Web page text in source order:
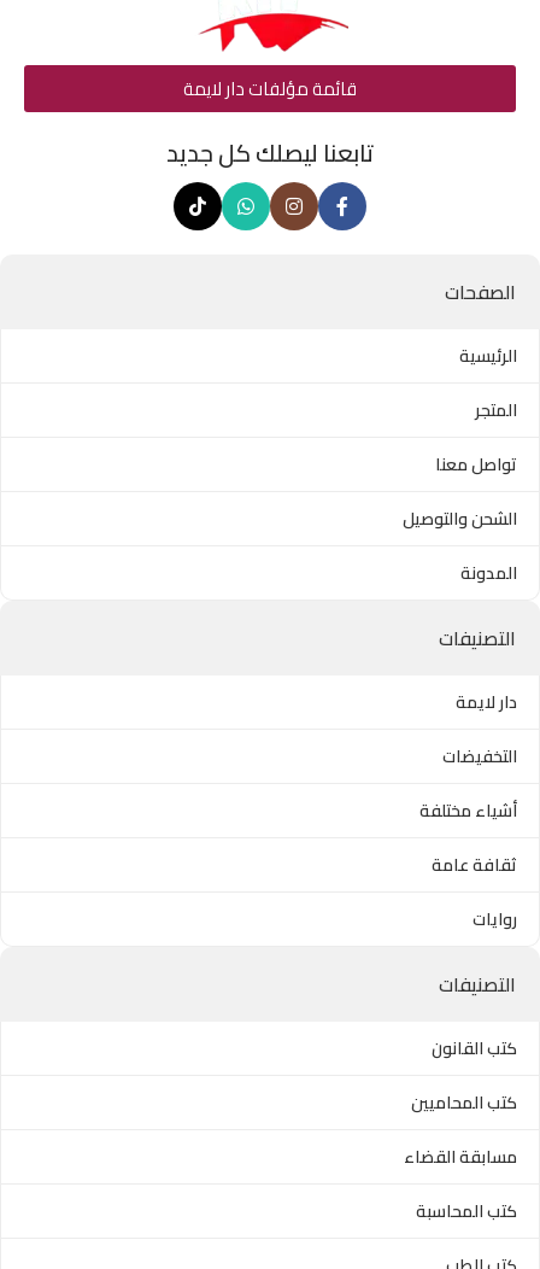
قائمة مؤلفات دار لايمة
تابعنا ليصلك كل جديد
الصفحات
الرئيسية
المتجر
تواصل معنا
الشحن والتوصيل
المدونة
التصنيفات
دار لايمة
التخفيضات
أشياء مختلفة
ثقافة عامة
روايات
التصنيفات
كتب القانون
كتب المحاميين
مسابقة القضاء
كتب المحاسبة